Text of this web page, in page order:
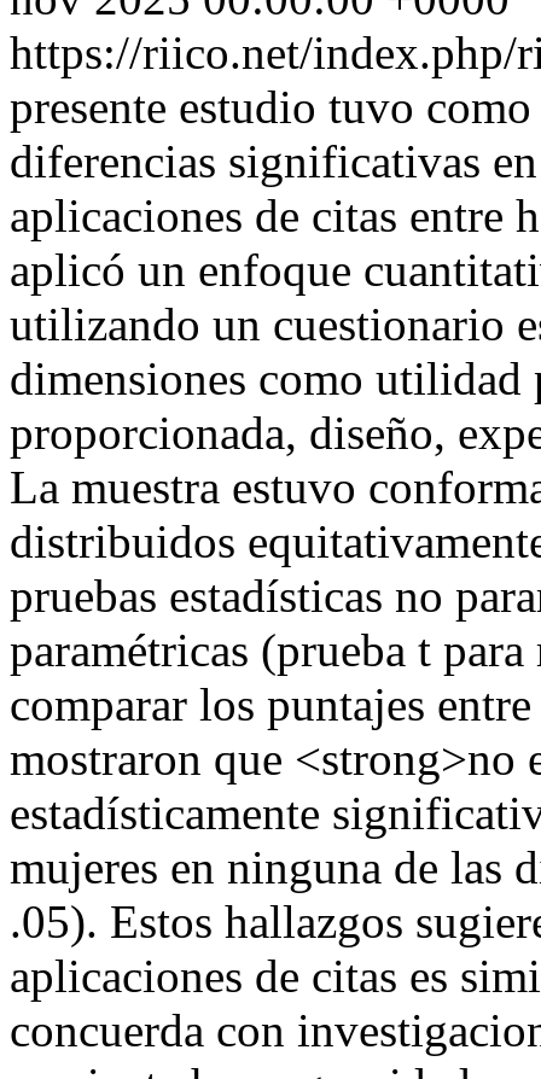
https://riico.net/
presente estudio tuvo
diferencias significativas
aplicaciones de citas entre
aplicó un enfoque
utilizando un cuestionario
dimensiones como
proporcionada, diseño,
La muestra estuvo
distribuidos
pruebas estadísticas no
paramétricas (prueba t
comparar los puntajes
mostraron que <strong>no
estadísticamente
mujeres en ninguna de las
.05). Estos hallazgos
aplicaciones de citas es
concuerda con